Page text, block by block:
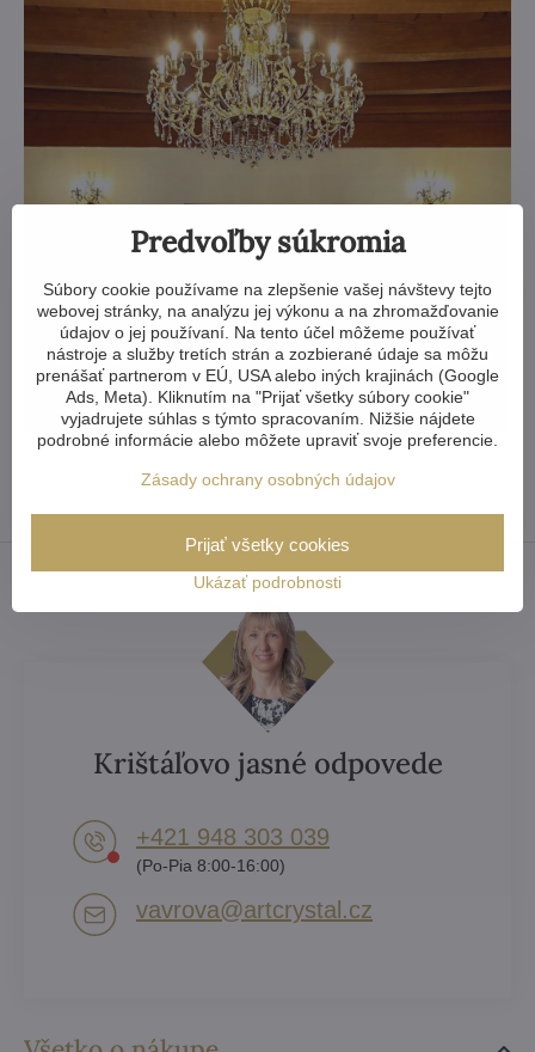
Krištáľovo jasné odpovede
+421 948 303 039
(Po-Pia 8:00-16:00)
vavrova​@artcrystal​.cz
Predvoľby súkromia
Súbory cookie používame na zlepšenie vašej návštevy tejto
webovej stránky, na analýzu jej výkonu a na zhromažďovanie
údajov o jej používaní. Na tento účel môžeme používať
nástroje a služby tretích strán a zozbierané údaje sa môžu
prenášať partnerom v EÚ, USA alebo iných krajinách (Google
Ads, Meta). Kliknutím na "Prijať všetky súbory cookie"
vyjadrujete súhlas s týmto spracovaním. Nižšie nájdete
podrobné informácie alebo môžete upraviť svoje preferencie.
Zásady ochrany osobných údajov
Ukázať podrobnosti
Prijať všetky cookies